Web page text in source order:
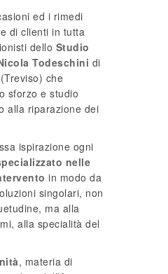
ed i rimedi
di clienti in tutta
dello Studio
Todeschini di
che
sforzo e studio
alla riparazione dei
ispirazione ogni
nelle
in modo da
singolari, non
ma alla
alla specialità del
, materia di